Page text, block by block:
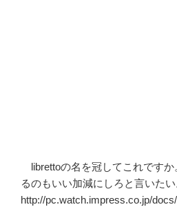
librettoの名を冠してこれです
るのもいい加減にしろと言いたい
http://pc.watch.impress.co.jp/